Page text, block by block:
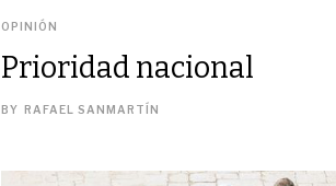
OPINIÓN
Prioridad nacional
BY RAFAEL SANMARTÍN